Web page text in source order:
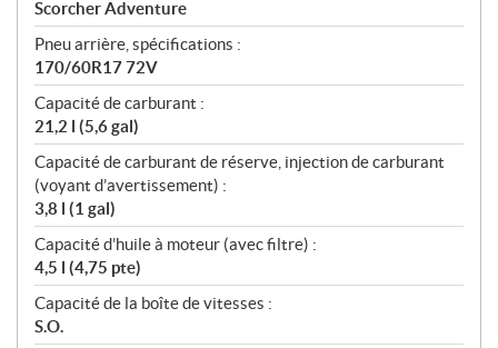
Scorcher Adventure
Pneu arrière, spécifications :
170/60R17 72V
Capacité de carburant :
21,2 l (5,6 gal)
Capacité de carburant de réserve, injection de carburant
(voyant d’avertissement) :
3,8 l (1 gal)
Capacité d’huile à moteur (avec filtre) :
4,5 l (4,75 pte)
Capacité de la boîte de vitesses :
S.O.